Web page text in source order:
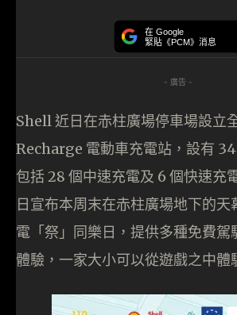
在 Google
緊貼《PCM》消息
- 廣告 -
Shell 近日在赤柱廣場停車場設立
Recharge 電動車充電站，設有
包括 28 個中速充電及 6 個快速充
日宣布本周末在赤柱廣場地下的天
電「祭」同樂日，提供多種免費駕
體驗，一家大小可以從遊戲之中體